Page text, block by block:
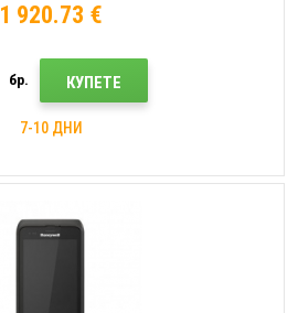
1 920.73 €
бр. КУПЕТЕ
7-10 ДНИ